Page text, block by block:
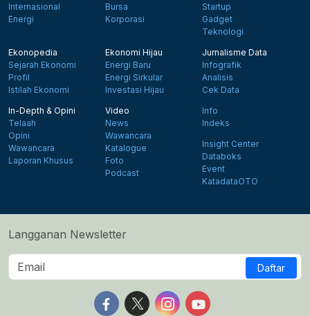
Internasional
Energi
Bursa
Korporasi
Startup
Gadget
Teknologi
Ekonopedia
Sejarah Ekonomi
Profil
Istilah Ekonomi
Ekonomi Hijau
Energi Baru
Energi Sirkular
Investasi Hijau
Jurnalisme Data
Infografik
Analisis
Cek Data
In-Depth & Opini
Telaah
Opini
Wawancara
Laporan Khusus
Video
News
Wawancara
Katalogue
Foto
Podcast
Info
Indeks
Insight Center
Databoks
Event
KatadataOTO
Langganan Newsletter
Daftar
Follow us on Facebook
Follow us on X
Follow us on Instagram
Follow us on